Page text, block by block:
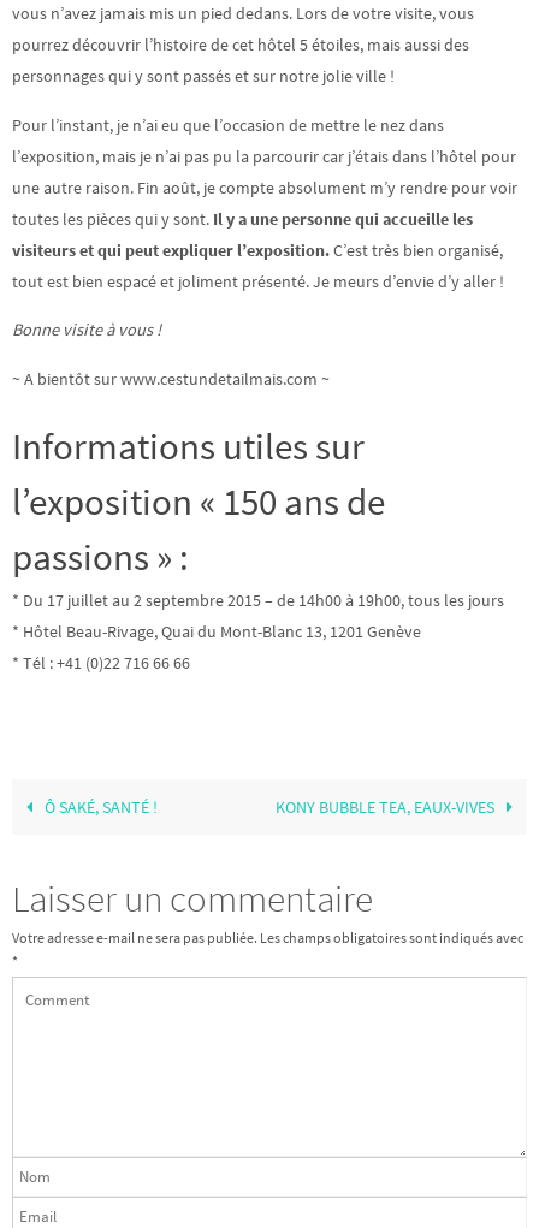
vous n’avez jamais mis un pied dedans. Lors de votre visite, vous
pourrez découvrir l’histoire de cet hôtel 5 étoiles, mais aussi des
personnages qui y sont passés et sur notre jolie ville !
Pour l’instant, je n’ai eu que l’occasion de mettre le nez dans
l’exposition, mais je n’ai pas pu la parcourir car j’étais dans l’hôtel pour
une autre raison. Fin août, je compte absolument m’y rendre pour voir
toutes les pièces qui y sont. Il y a une personne qui accueille les
visiteurs et qui peut expliquer l’exposition.C’est très bien organisé,
tout est bien espacé et joliment présenté. Je meurs d’envie d’y aller !
Bonne visite à vous !
~ A bientôt sur www.cestundetailmais.com ~
Informations utiles sur
l’exposition « 150 ans de
passions » :
* Du 17 juillet au 2 septembre 2015 – de 14h00 à 19h00, tous les jours
* Hôtel Beau-Rivage, Quai du Mont-Blanc 13, 1201 Genève
* Tél : +41 (0)22 716 66 66
Ô SAKÉ, SANTÉ ! KONY BUBBLE TEA, EAUX-VIVES
Laisser un commentaire
Votre adresse e-mail ne sera pas publiée. Les champs obligatoires sont indiqués avec
*